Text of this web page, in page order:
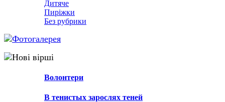
Дитяче
Пиріжки
Без рубрики
Фотогалерея
Нові вірші
Волонтери
В тенистых зарослях теней